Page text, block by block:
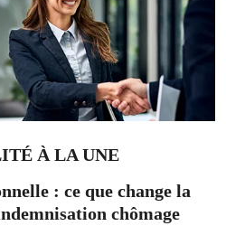
À LA UNE
: ce que change la
chômage